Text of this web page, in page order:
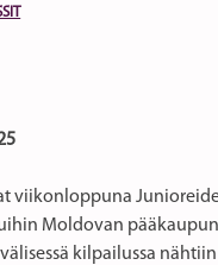
viikonloppuna
Moldovan
kilpailussa